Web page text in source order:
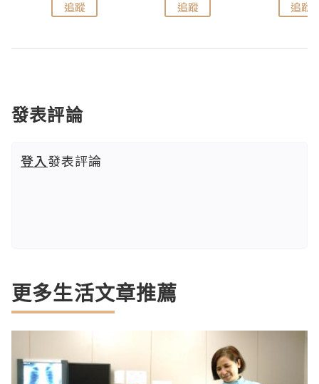
追蹤 追蹤 追蹤
發表評論
登入發表評論
更多生活文章推薦